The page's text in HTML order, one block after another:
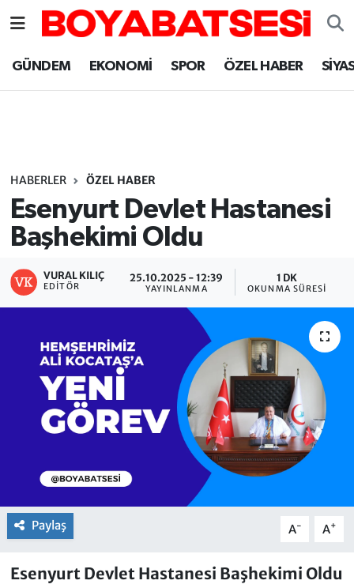
GÜNDEM EKONOMİ SPOR ÖZEL HABER
HABERLER ÖZEL HABER
Esenyurt Devlet Hastanesi
Başhekimi Oldu
VURAL KILIÇ
EDITÖR
25.10.2025 - 12:39
YAYINLANMA
1 DK
OKUNMA SÜRESI
Paylaş A- A+
Esenyurt Devlet Hastanesi Başhekimi Oldu
Sinop Nöbetçi Eczaneler
Sinop Trafik Yoğunluk Haritası
Süper Lig Puan Durumu ve Fikstür
Haber Arşivi